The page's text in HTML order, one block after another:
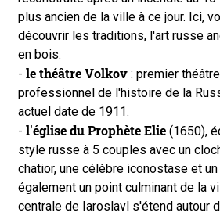
plus ancien de la ville à ce jour. Ici,
découvrir les traditions, l'art russe
en bois.
- le théâtre Volkov : premier
professionnel de l'histoire de la
actuel date de 1911.
- l'église du Prophète Elie (1650),
style russe à 5 couples avec un
chatior, une célèbre iconostase et
également un point culminant de la
centrale de Iaroslavl s'étend autour